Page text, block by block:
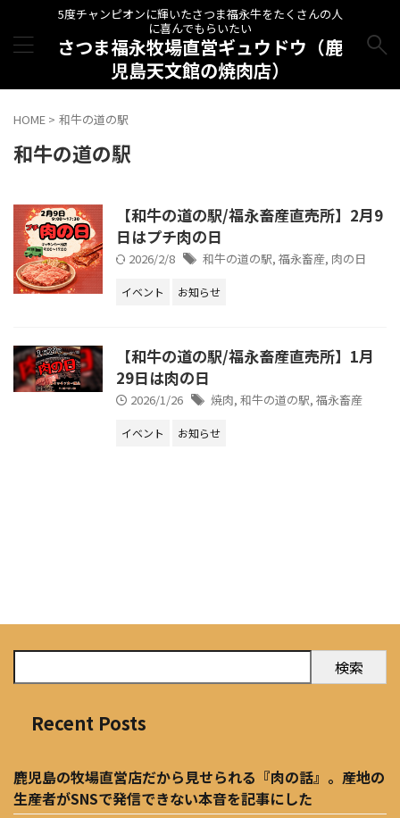
5度チャンピオンに輝いたさつま福永牛をたくさんの人
に喜んでもらいたい
さつま福永牧場直営ギュウドウ（鹿
児島天文館の焼肉店）
HOME > 和牛の道の駅
和牛の道の駅
【和牛の道の駅/福永畜産直売所】2月9
日はプチ肉の日
2026/2/8 和牛の道の駅, 福永畜産, 肉の日
イベント お知らせ
【和牛の道の駅/福永畜産直売所】1月
29日は肉の日
2026/1/26 焼肉, 和牛の道の駅, 福永畜産
イベント お知らせ
検索
Recent Posts
鹿児島の牧場直営店だから見せられる『肉の話』。産地の
生産者がSNSで発信できない本音を記事にした